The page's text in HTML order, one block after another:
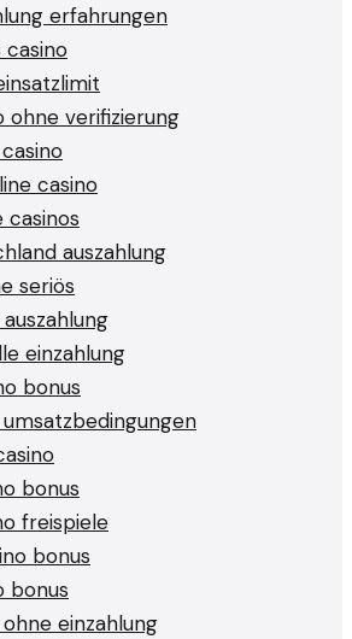
erfahrungen
casino
ohne verifizierung
casino
casinos
auszahlung
seriös
einzahlung
bonus
bonus
freispiele
bonus
bonus
einzahlung